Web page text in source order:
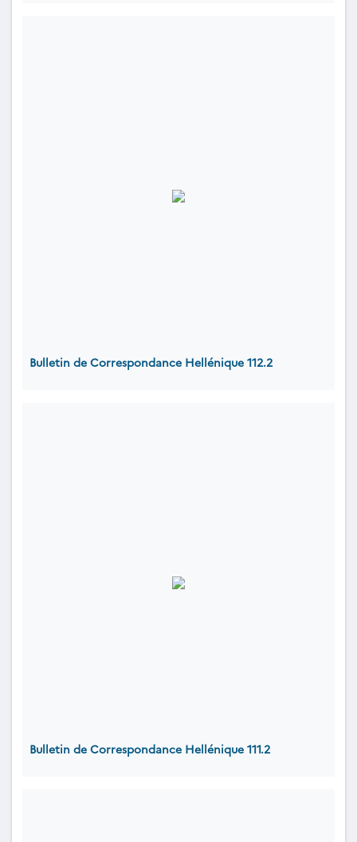
Bulletin de Correspondance Hellénique 112.2
Bulletin de Correspondance Hellénique 111.2